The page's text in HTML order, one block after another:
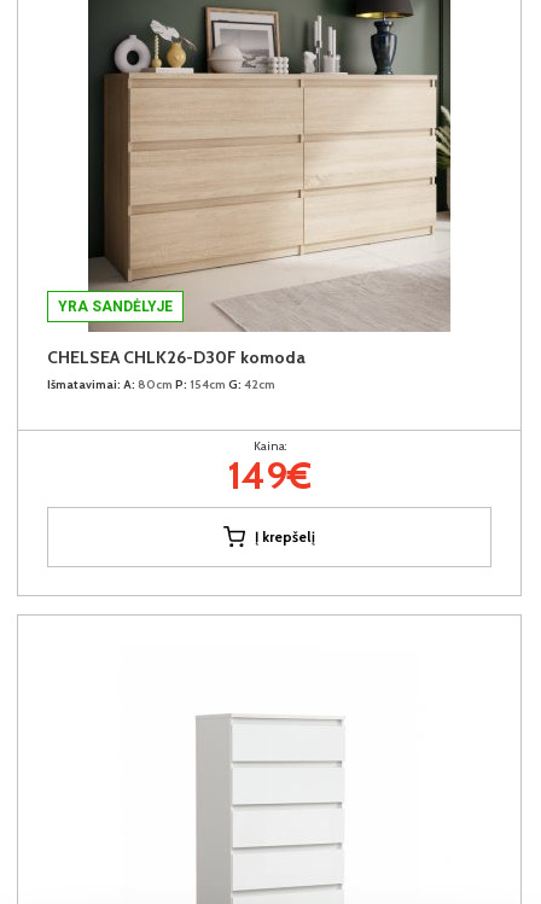
YRA SANDĖLYJE
CHELSEA CHLK26-D30F komoda
Išmatavimai: A: 80cm P: 154cm G: 42cm
Kaina:
149€
Į krepšelį